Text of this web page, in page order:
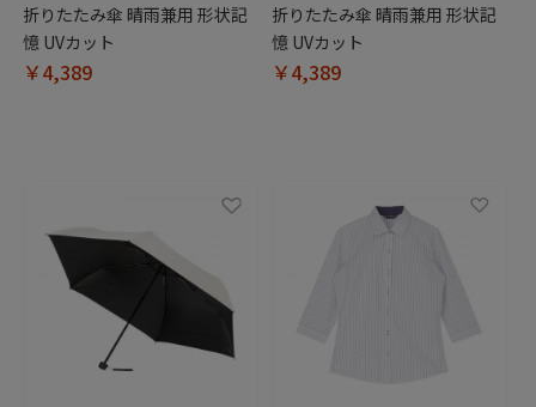
折りたたみ傘 晴雨兼用 形状記
憶 UVカット
￥4,389
折りたたみ傘 晴雨兼用 形状記
憶 UVカット
￥4,389